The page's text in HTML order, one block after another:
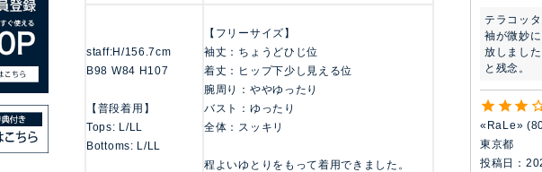
テラコッタ
袖が微妙
放しまし
と残念。
«RaLe»
東京都
投稿日
staff:H/156.7cm
B98 W84 H107
【普段着用】
Tops: L/LL
Bottoms: L/LL
【フリーサイズ】
袖丈：ちょうどひじ位
着丈：ヒップ下少し見える位
腕周り：ややゆったり
バスト：ゆったり
全体：スッキリ
程よいゆとりをもって着用できました。